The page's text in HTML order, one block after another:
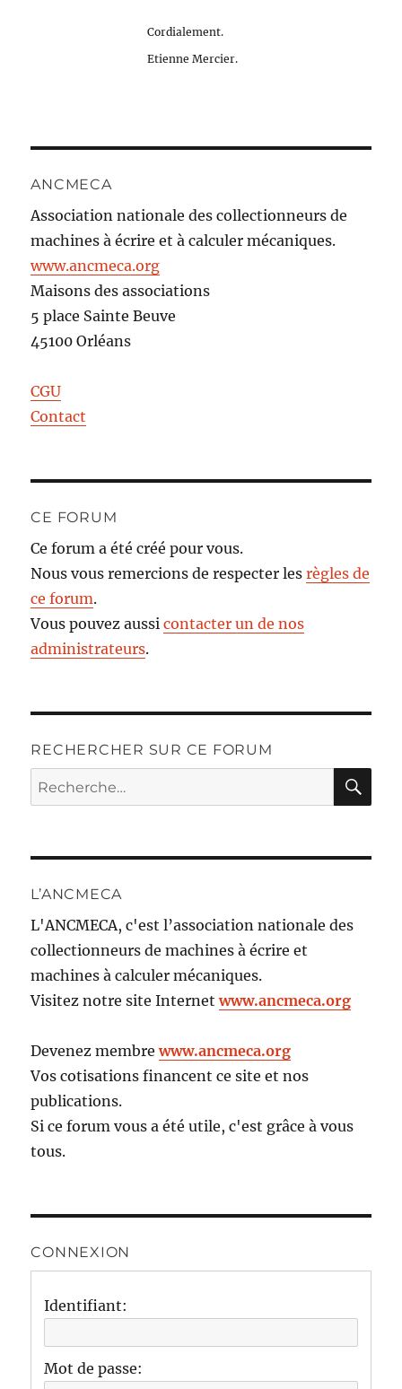
Cordialement.
Etienne Mercier.
ANCMECA
Association nationale des collectionneurs de
machines à écrire et à calculer mécaniques.
www.ancmeca.org
Maisons des associations
5 place Sainte Beuve
45100 Orléans
CGU
Contact
CE FORUM
Ce forum a été créé pour vous.
Nous vous remercions de respecter lesrègles de
ce forum.
Vous pouvez aussicontacter un de nos
administrateurs.
RECHERCHER SUR CE FORUM
Recherche
pour :
L’ANCMECA
L'ANCMECA, c'est l’association nationale des
collectionneurs de machines à écrire et
machines à calculer mécaniques.
Visitez notre site Internetwww.ancmeca.org
Devenez membrewww.ancmeca.org
Vos cotisations financent ce site et nos
publications.
Si ce forum vous a été utile, c'est grâce à vous
tous.
CONNEXION
Identifiant:
Mot de passe: